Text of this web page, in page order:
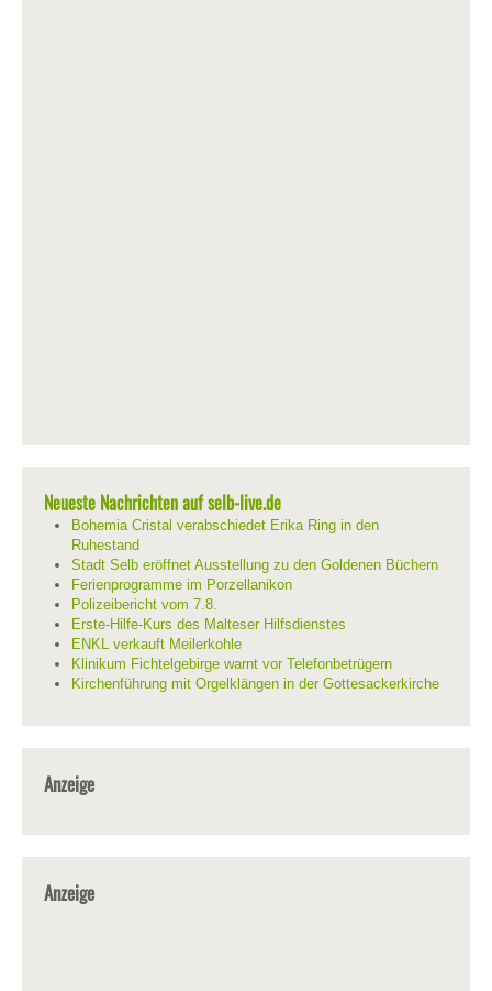
Neueste Nachrichten auf selb-live.de
Bohemia Cristal verabschiedet Erika Ring in den
Ruhestand
Stadt Selb eröffnet Ausstellung zu den Goldenen Büchern
Ferienprogramme im Porzellanikon
Polizeibericht vom 7.8.
Erste-Hilfe-Kurs des Malteser Hilfsdienstes
ENKL verkauft Meilerkohle
Klinikum Fichtelgebirge warnt vor Telefonbetrügern
Kirchenführung mit Orgelklängen in der Gottesackerkirche
Anzeige
Anzeige